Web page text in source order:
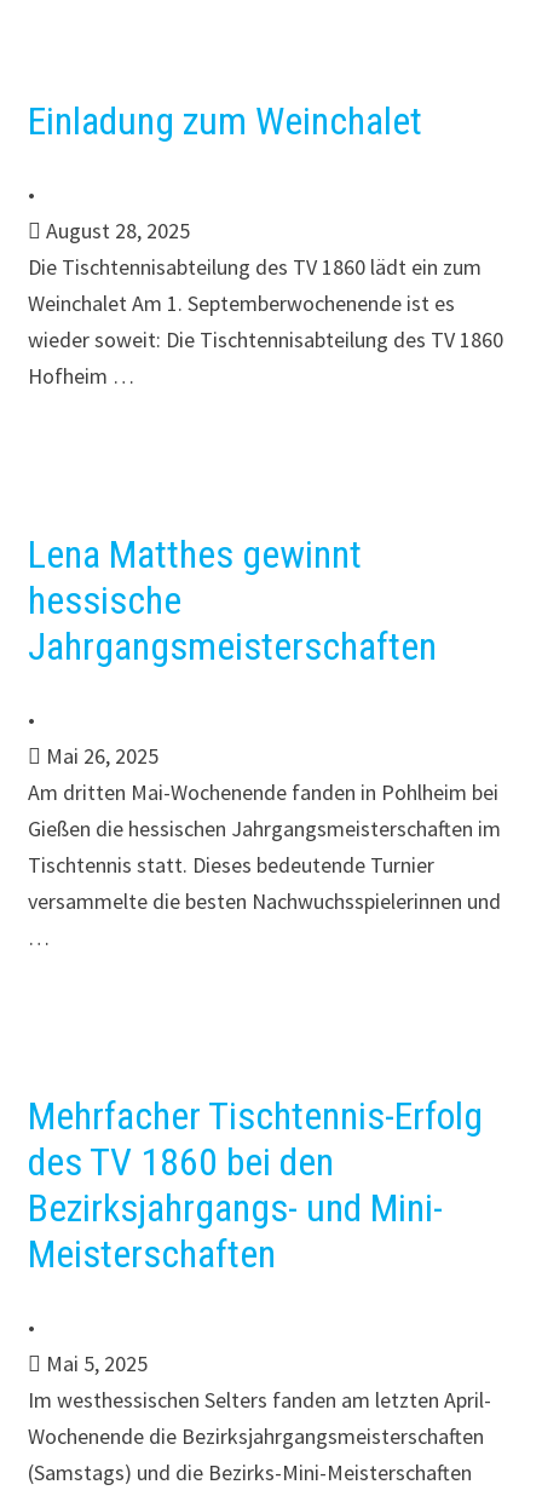
Einladung zum Weinchalet
•
August 28, 2025
Die Tischtennisabteilung des TV 1860 lädt ein zum
Weinchalet Am 1. Septemberwochenende ist es
wieder soweit: Die Tischtennisabteilung des TV 1860
Hofheim …
Lena Matthes gewinnt
hessische
Jahrgangsmeisterschaften
•
Mai 26, 2025
Am dritten Mai-Wochenende fanden in Pohlheim bei
Gießen die hessischen Jahrgangsmeisterschaften im
Tischtennis statt. Dieses bedeutende Turnier
versammelte die besten Nachwuchsspielerinnen und
…
Mehrfacher Tischtennis-Erfolg
des TV 1860 bei den
Bezirksjahrgangs- und Mini-
Meisterschaften
•
Mai 5, 2025
Im westhessischen Selters fanden am letzten April-
Wochenende die Bezirksjahrgangs­meisterschaften
(Samstags) und die Bezirks-Mini-Meisterschaften